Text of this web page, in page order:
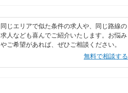
同じエリアで似た条件の求人や、同じ路線の
求人なども喜んでご紹介いたします。お悩み
やご希望があれば、ぜひご相談ください。
無料で相談する